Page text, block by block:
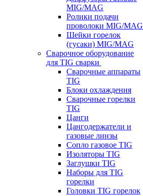
MIG/MAG
Ролики подачи
проволоки MIG/MAG
Шейки горелок
(гусаки) MIG/MAG
Сварочное оборудование
для TIG сварки
Сварочные аппараты
TIG
Блоки охлаждения
Сварочные горелки
TIG
Цанги
Цангодержатели и
газовые линзы
Сопло газовое TIG
Изоляторы TIG
Заглушки TIG
Наборы для TIG
горелки
Головки TIG горелок